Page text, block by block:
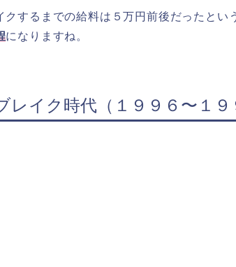
クするまでの給料は５万円前後だったとい
になりますね。
レイク時代（１９９６〜１９